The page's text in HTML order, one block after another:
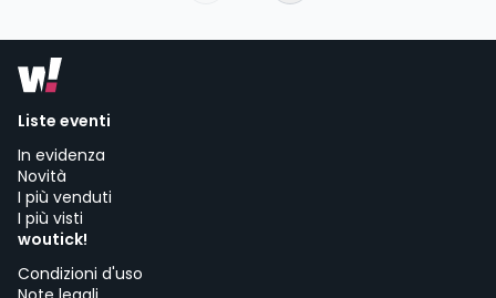
Liste eventi
In evidenza
Novità
I più venduti
I più visti
woutick!
Condizioni d'uso